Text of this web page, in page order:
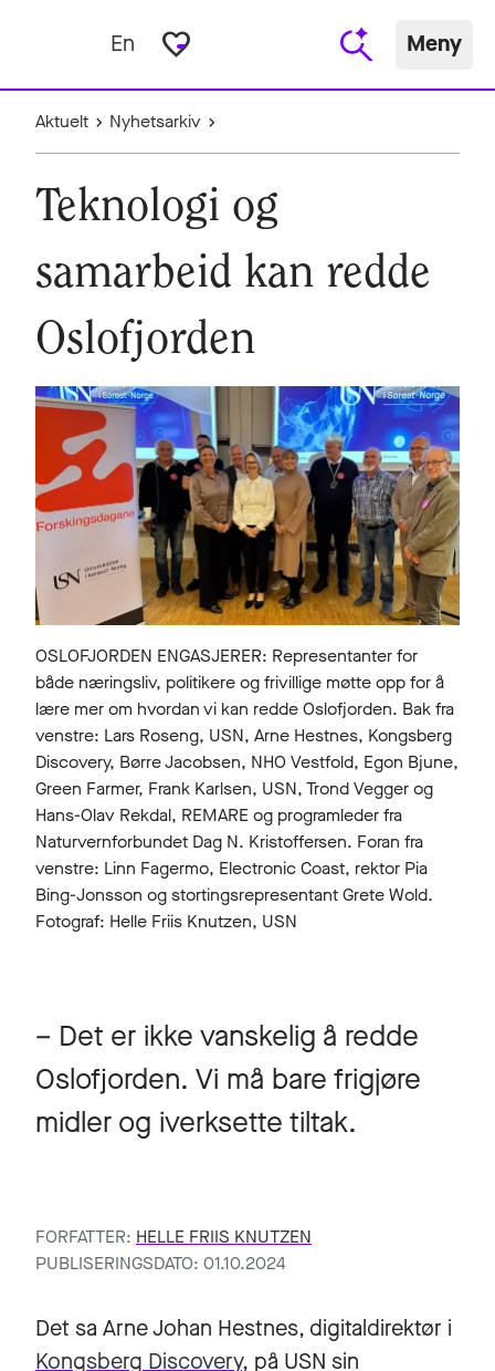
En favorite_border Meny
Aktuelt Nyhetsarkiv
Teknologi og
samarbeid kan redde
Oslofjorden
OSLOFJORDEN ENGASJERER: Representanter for
både næringsliv, politikere og frivillige møtte opp for å
lære mer om hvordan vi kan redde Oslofjorden. Bak fra
venstre: Lars Roseng, USN, Arne Hestnes, Kongsberg
Discovery, Børre Jacobsen, NHO Vestfold, Egon Bjune,
Green Farmer, Frank Karlsen, USN, Trond Vegger og
Hans-Olav Rekdal, REMARE og programleder fra
Naturvernforbundet Dag N. Kristoffersen. Foran fra
venstre: Linn Fagermo, Electronic Coast, rektor Pia
Bing-Jonsson og stortingsrepresentant Grete Wold.
Fotograf: Helle Friis Knutzen, USN
– Det er ikke vanskelig å redde
Oslofjorden. Vi må bare frigjøre
midler og iverksette tiltak.
FORFATTER: HELLE FRIIS KNUTZEN
PUBLISERINGSDATO: 01.10.2024
Det sa Arne Johan Hestnes, digitaldirektør i
Kongsberg Discovery, på USN sin